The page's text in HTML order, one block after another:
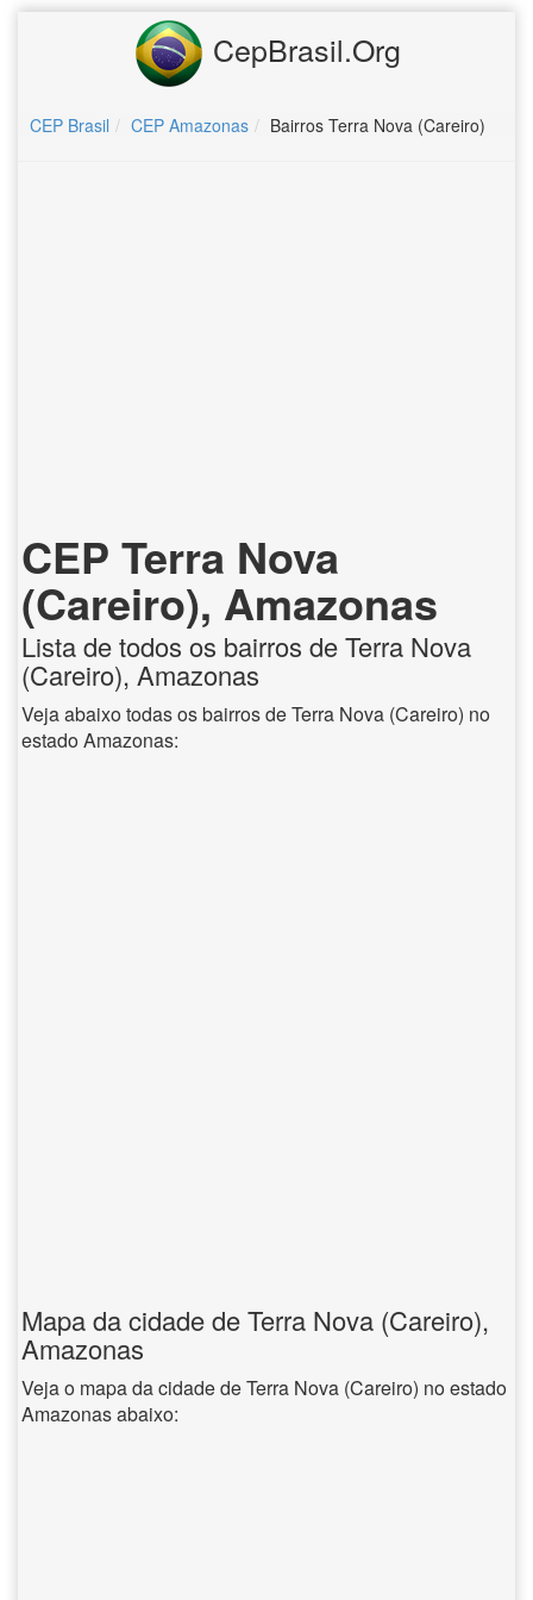
CepBrasil.Org
CEP Brasil CEP Amazonas Bairros Terra Nova (Careiro)
CEP Terra Nova
(Careiro), Amazonas
Lista de todos os bairros de Terra Nova
(Careiro), Amazonas
Veja abaixo todas os bairros de Terra Nova (Careiro) no
estado Amazonas:
Mapa da cidade de Terra Nova (Careiro),
Amazonas
Veja o mapa da cidade de Terra Nova (Careiro) no estado
Amazonas abaixo: